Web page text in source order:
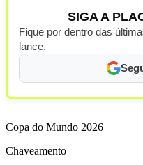
SIGA A
Fique por dentro das
lance.
Copa do Mundo 2026
Chaveamento